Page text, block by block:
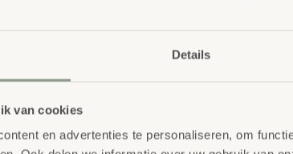
Details
van cookies
en advertenties te personaliseren, om